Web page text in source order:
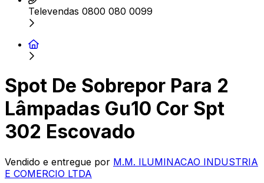
Televendas 0800 080 0099
Spot De Sobrepor Para 2
Lâmpadas Gu10 Cor Spt
302 Escovado
Vendido e entregue por M.M. ILUMINACAO INDUSTRIA
E COMERCIO LTDA